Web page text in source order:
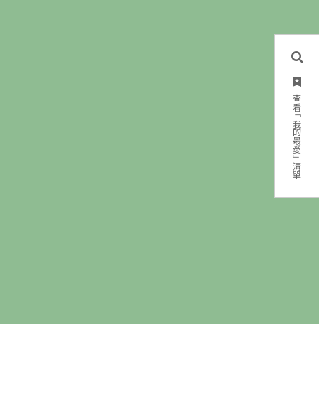
查看「我的最愛」清單